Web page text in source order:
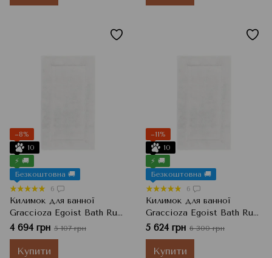
−8%
10
⚡ 🚚
Безкоштовна 🚚
6
Килимок для ванної
Graccioza Egoist Bath Rug,
White Білий, 50x80 см
4 694 грн 5 107 грн
Купити
−11%
10
⚡ 🚚
Безкоштовна 🚚
6
Килимок для ванної
Graccioza Egoist Bath Rug,
White Білий, 60x60 см
5 624 грн 6 300 грн
Купити